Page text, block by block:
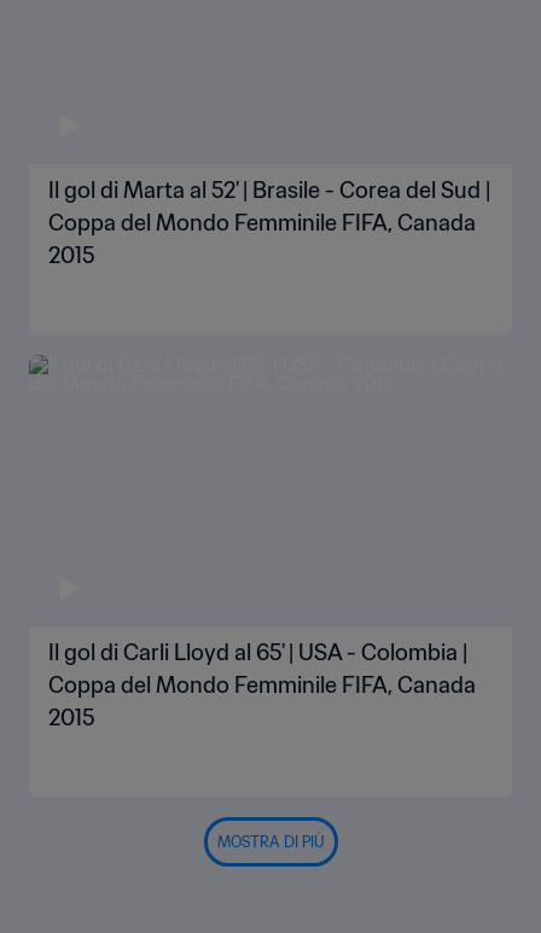
Il gol di Marta al 52' | Brasile - Corea del Sud |
Coppa del Mondo Femminile FIFA, Canada
2015
Il gol di Carli Lloyd al 65' | USA - Colombia |
Coppa del Mondo Femminile FIFA, Canada
2015
MOSTRA DI PIÙ